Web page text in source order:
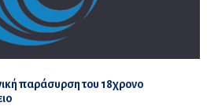
παράσυρση του 18χρονο